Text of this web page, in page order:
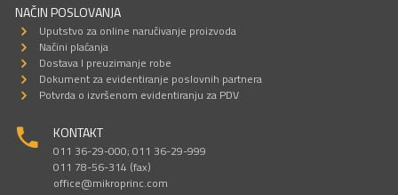
NAČIN POSLOVANJA
Uputstvo za online naručivanje proizvoda
Načini plaćanja
Dostava I preuzimanje robe
Dokument za evidentiranje poslovnih partnera
Potvrda o izvršenom evidentiranju za PDV
KONTAKT
011 36-29-000; 011 36-29-999
011 78-56-314 (fax)
office@mikroprinc.com